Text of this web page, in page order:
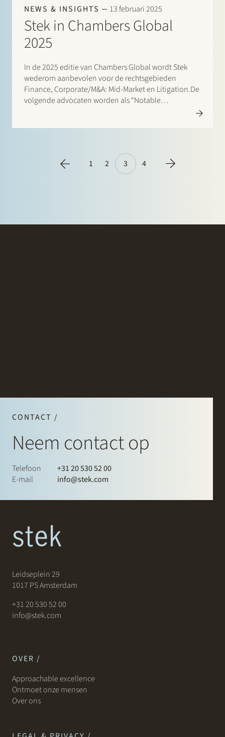
NEWS & INSIGHTS 13 februari 2025
Stek in Chambers Global
2025
In de 2025 editie van Chambers Global wordt Stek
wederom aanbevolen voor de rechtsgebieden
Finance, Corporate/M&A: Mid-Market en Litigation.De
volgende advocaten worden als “Notable
Practitioners” aangeduid: Banking & Finance: Sharon
1
2 3 4
CONTACT /
Neem contact op
Telefoon
+31 20 530 52 00
E-mail
info@stek.com
Leidseplein 29
1017 PS Amsterdam
+31 20 530 52 00
info@stek.com
OVER /
Approachable excellence
Ontmoet onze mensen
Over ons